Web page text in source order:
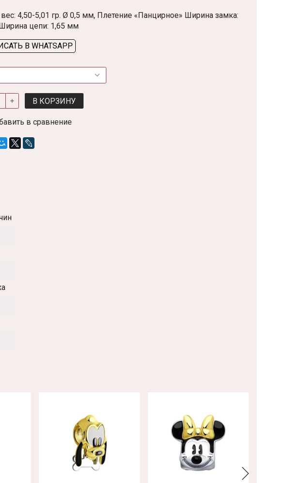
4,50-5,01 гр. Ø 0,5 мм, Плетение «Панцирное» Ширина замка:
цепи: 1,65 мм
В WHATSAPP
В КОРЗИНУ
в сравнение